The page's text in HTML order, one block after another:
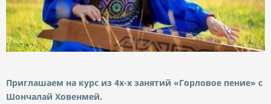
Приглашаем на курс из 4х-х занятий «Горловое пение» с
Шончалай Ховенмей.